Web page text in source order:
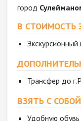
город
В СТОИМОСТЬ
Экскурсионный
Трансфер до
ВЗЯТЬ С СОБОЙ
Удобную обувь